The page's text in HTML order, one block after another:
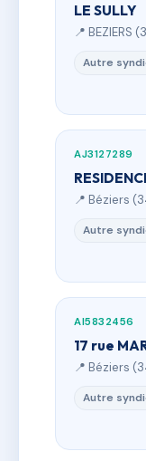
LE SULLY
📍 BEZIERS
Autre
AJ3127289
📍 Béziers
Autre
AI5832456
17 rue
📍 Béziers
Autre